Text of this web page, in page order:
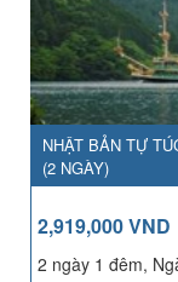
NHẬT BẢN TỰ
(2 NGÀY)
2,919,000 VND
2 ngày 1 đêm,